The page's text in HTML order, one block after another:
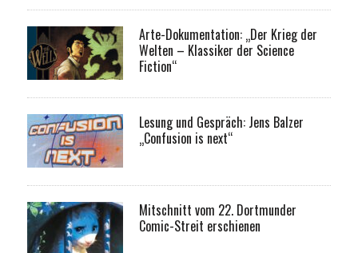
Arte-Dokumentation: „Der Krieg der
Welten – Klassiker der Science
Fiction“
Lesung und Gespräch: Jens Balzer
„Confusion is next“
Mitschnitt vom 22. Dortmunder
Comic-Streit erschienen